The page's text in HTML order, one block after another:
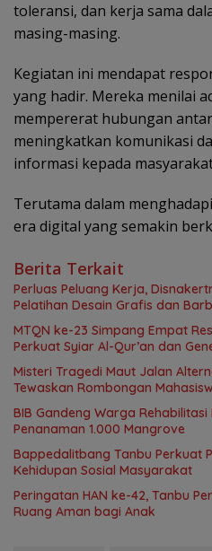
toleransi, dan kerja sama
masing-masing.
Kegiatan ini mendapat
yang hadir. Mereka menilai
mempererat hubungan
meningkatkan komunikasi
informasi kepada
Terutama dalam
era digital yang semakin
Berita Terkait
Perluas Peluang Kerja,
Pelatihan Desain Grafis dan
MTQN ke-23 Simpang Empat
Perkuat Syiar Al-Qur’an dan
Misteri Tragedi Maut Jalan
Tewaskan Rombongan
BIB Gandeng Warga
Penanaman 1.000 Mangrove
Bappedalitbang Tanbu Perkuat
Kehidupan Sosial Masyarakat
Peringatan HAN ke-42, Tanbu
Ruang Aman bagi Anak